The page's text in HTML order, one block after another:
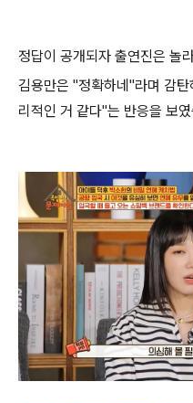
정답이 공개되자 출연진은 놀
김용만은 "정확하네"라며 감
리적인 거 같다"는 반응을 보